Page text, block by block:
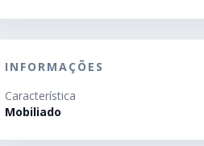
INFORMAÇÕES
Característica
Mobiliado